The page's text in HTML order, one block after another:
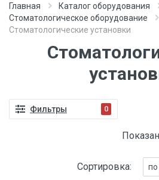
Главная
Каталог оборудования
Стоматологическое оборудование
Стоматологические установки
Фильтры 0
Сортировка: